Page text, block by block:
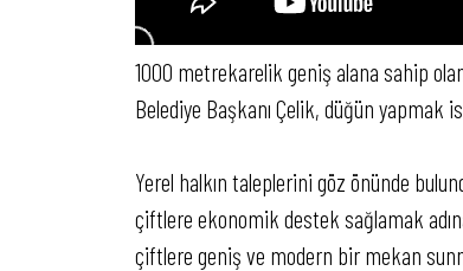
1000 metrekarelik geniş alana sahip
Belediye Başkanı Çelik, düğün yapmak
Yerel halkın taleplerini göz önünde
çiftlere ekonomik destek sağlamak
çiftlere geniş ve modern bir mekan